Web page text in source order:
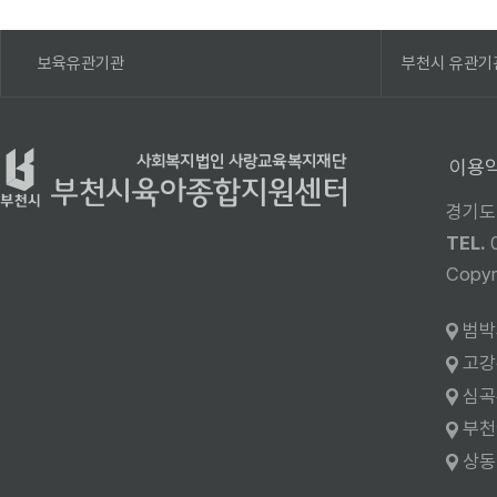
보육유관기관 부천시 유관기
이용
경기
TEL.
범
고
심
부
상